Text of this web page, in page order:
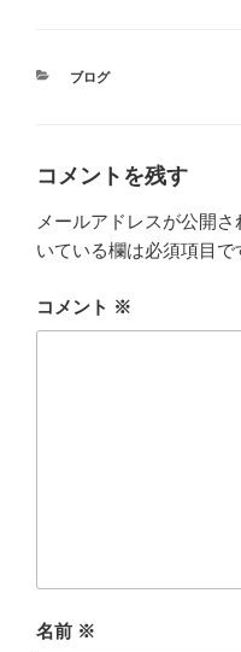
カ
ブログ
コメントを残す
メールアドレスが公開さ
いている欄は必須項目で
コメント ※
名前 ※